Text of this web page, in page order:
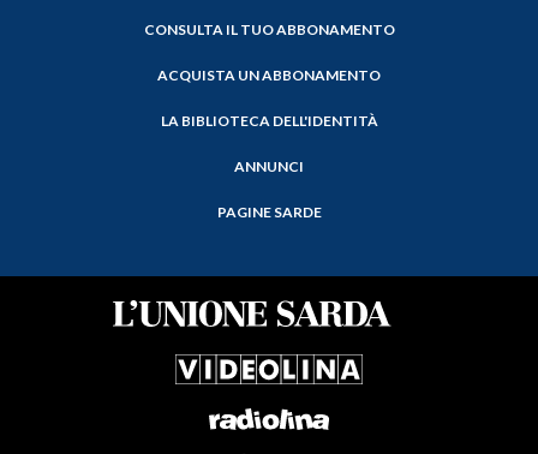
CONSULTA IL TUO ABBONAMENTO
ACQUISTA UN ABBONAMENTO
LA BIBLIOTECA DELL'IDENTITÀ
ANNUNCI
PAGINE SARDE